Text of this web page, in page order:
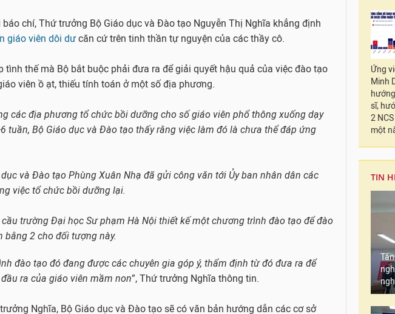
báo chí, Thứ trưởng Bộ Giáo dục và Đào tạo Nguyễn Thị Nghĩa khẳng định
giáo viên dôi dư căn cứ trên tinh thần tự nguyện của các thầy cô.
tình thế mà Bộ bắt buộc phải đưa ra để giải quyết hậu quả của việc đào tạo
viên ồ ạt, thiếu tính toán ở một số địa phương.
các địa phương tổ chức bồi dưỡng cho số giáo viên phổ thông xuống dạy
tuần, Bộ Giáo dục và Đào tạo thấy rằng việc làm đó là chưa thể đáp ứng
và Đào tạo Phùng Xuân Nhạ đã gửi công văn tới Ủy ban nhân dân các
việc tổ chức bồi dưỡng lại.
cầu trường Đại học Sư phạm Hà Nội thiết kế một chương trình đào tạo để đào
bằng 2 cho đối tượng này.
đào tạo đó đang được các chuyên gia góp ý, thẩm định từ đó đưa ra để
ra của giáo viên mầm non”, Thứ trưởng Nghĩa thông tin.
Nghĩa, Bộ Giáo dục và Đào tạo sẽ có văn bản hướng dẫn các cơ sở
Ứng
Minh
sĩ,
2
một
TIN